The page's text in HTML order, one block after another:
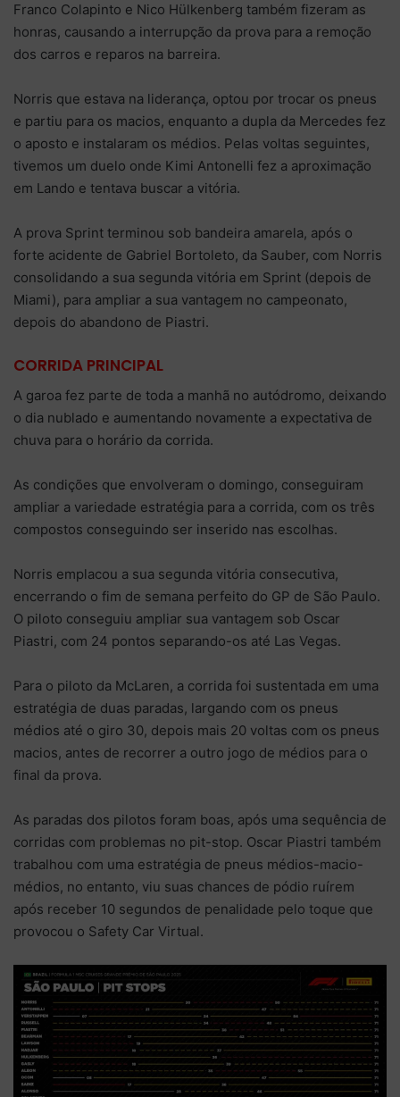
Franco Colapinto e Nico Hülkenberg também fizeram as
honras, causando a interrupção da prova para a remoção
dos carros e reparos na barreira.
Norris que estava na liderança, optou por trocar os pneus
e partiu para os macios, enquanto a dupla da Mercedes fez
o aposto e instalaram os médios. Pelas voltas seguintes,
tivemos um duelo onde Kimi Antonelli fez a aproximação
em Lando e tentava buscar a vitória.
A prova Sprint terminou sob bandeira amarela, após o
forte acidente de Gabriel Bortoleto, da Sauber, com Norris
consolidando a sua segunda vitória em Sprint (depois de
Miami), para ampliar a sua vantagem no campeonato,
depois do abandono de Piastri.
CORRIDA PRINCIPAL
A garoa fez parte de toda a manhã no autódromo, deixando
o dia nublado e aumentando novamente a expectativa de
chuva para o horário da corrida.
As condições que envolveram o domingo, conseguiram
ampliar a variedade estratégia para a corrida, com os três
compostos conseguindo ser inserido nas escolhas.
Norris emplacou a sua segunda vitória consecutiva,
encerrando o fim de semana perfeito do GP de São Paulo.
O piloto conseguiu ampliar sua vantagem sob Oscar
Piastri, com 24 pontos separando-os até Las Vegas.
Para o piloto da McLaren, a corrida foi sustentada em uma
estratégia de duas paradas, largando com os pneus
médios até o giro 30, depois mais 20 voltas com os pneus
macios, antes de recorrer a outro jogo de médios para o
final da prova.
As paradas dos pilotos foram boas, após uma sequência de
corridas com problemas no pit-stop. Oscar Piastri também
trabalhou com uma estratégia de pneus médios-macio-
médios, no entanto, viu suas chances de pódio ruírem
após receber 10 segundos de penalidade pelo toque que
provocou o Safety Car Virtual.